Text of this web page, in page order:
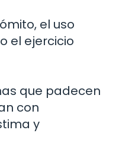
el uso
el ejercicio
que padecen
con
y